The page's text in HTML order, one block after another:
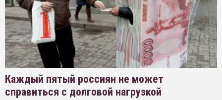
Каждый пятый россиян не может
справиться с долговой нагрузкой